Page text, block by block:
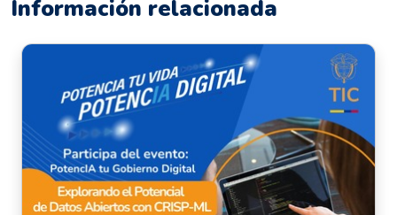
Información relacionada